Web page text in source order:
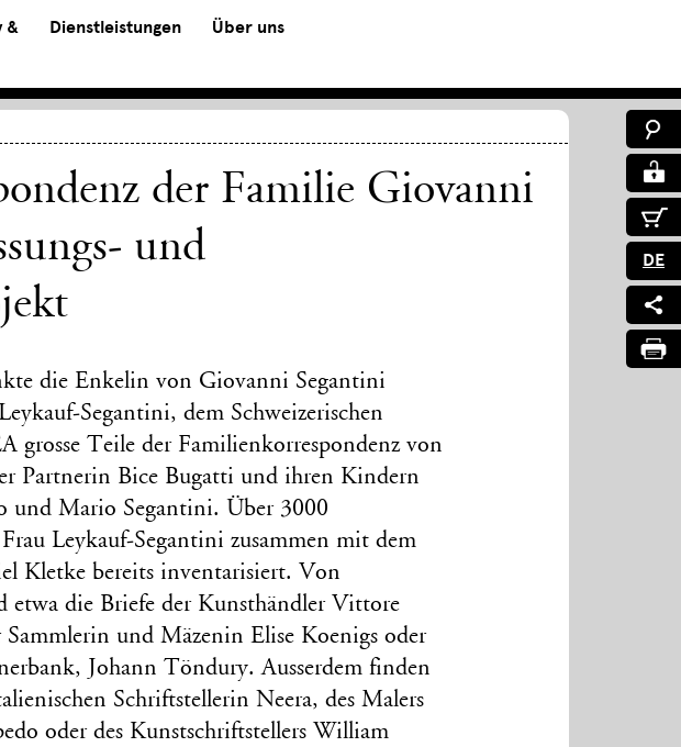
&
Dienstleistungen Über uns
DE
der Familie Giovanni
und
die Enkelin von Giovanni Segantini
Segantini, dem Schweizerischen
grosse Teile der Familienkorrespondenz von
Partnerin Bice Bugatti und ihren Kindern
und Mario Segantini. Über 3000
Leykauf-Segantini zusammen mit dem
Kletke bereits inventarisiert. Von
etwa die Briefe der Kunsthändler Vittore
und Mäzenin Elise Koenigs oder
Johann Töndury. Ausserdem finden
Schriftstellerin Neera, des Malers
oder des Kunstschriftstellers William